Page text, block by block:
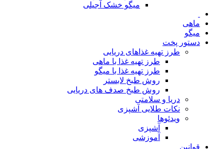
میگو خشک آجیلی
ماهی
میگو
دستور پخت
طرز تهیه غذاهای دریایی
طرز تهیه غذا با ماهی
طرز تهیه غذا با میگو
روش طبخ لابستر
روش طبخ صدف های دریایی
دریا و سلامتی
نکات طلایی آشپزی
ویدئوها
آشپزی
آموزشی
قوانین